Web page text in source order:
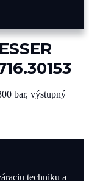
bar, výstupný
techniku a